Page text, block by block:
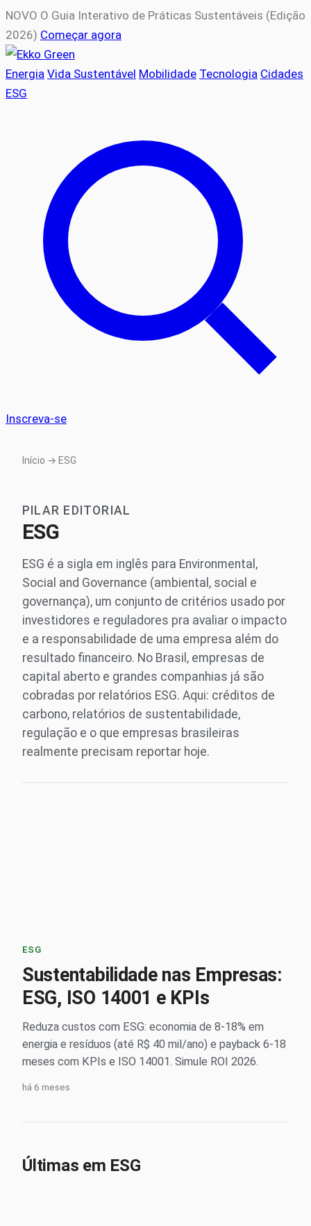
Pular
para
o
conteúdo
NOVO O Guia Interativo de Práticas Sustentáveis (Edição
2026) Começar agora
Energia Vida Sustentável Mobilidade Tecnologia Cidades
ESG
Inscreva-se
Início → ESG
PILAR EDITORIAL
ESG
ESG é a sigla em inglês para Environmental,
Social and Governance (ambiental, social e
governança), um conjunto de critérios usado por
investidores e reguladores pra avaliar o impacto
e a responsabilidade de uma empresa além do
resultado financeiro. No Brasil, empresas de
capital aberto e grandes companhias já são
cobradas por relatórios ESG. Aqui: créditos de
carbono, relatórios de sustentabilidade,
regulação e o que empresas brasileiras
realmente precisam reportar hoje.
ESG
Sustentabilidade nas Empresas:
ESG, ISO 14001 e KPIs
Reduza custos com ESG: economia de 8-18% em
energia e resíduos (até R$ 40 mil/ano) e payback 6-18
meses com KPIs e ISO 14001. Simule ROI 2026.
há 6 meses
Últimas em ESG